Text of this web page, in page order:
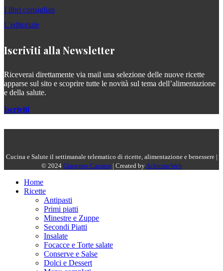
I libri consigliati
L'editoriale
Iscriviti alla Newsletter
Riceverai direttamente via mail una selezione delle nuove ricette
apparse sul sito e scoprire tutte le novità sul tema dell’alimentazione
e della salute.
Iscriviti
Cucina e Salute il settimanale telematico di ricette, alimentazione e benessere |
© 2024 Giuseppe Capano | Created by AchromeWeb
Home
Ricette
Antipasti
Primi piatti
Minestre e Zuppe
Secondi Piatti
Insalate
Focacce e Torte salate
Conserve e Salse
Dolci e Dessert